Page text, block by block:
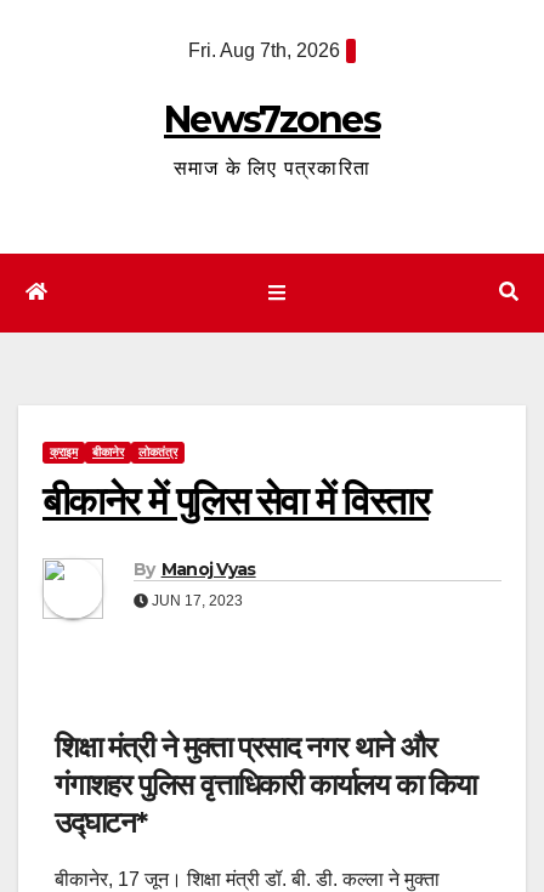
Fri. Aug 7th, 2026
News7zones
समाज के लिए पत्रकारिता
क्राइम बीकानेर लोकतंत्र
बीकानेर में पुलिस सेवा में विस्तार
By Manoj Vyas
JUN 17, 2023
शिक्षा मंत्री ने मुक्ता प्रसाद नगर थाने और
गंगाशहर पुलिस वृत्ताधिकारी कार्यालय का किया
उद्घाटन*
बीकानेर, 17 जून। शिक्षा मंत्री डॉ. बी. डी. कल्ला ने मुक्ता